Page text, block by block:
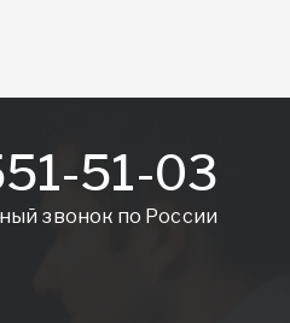
51-03
звонок по России